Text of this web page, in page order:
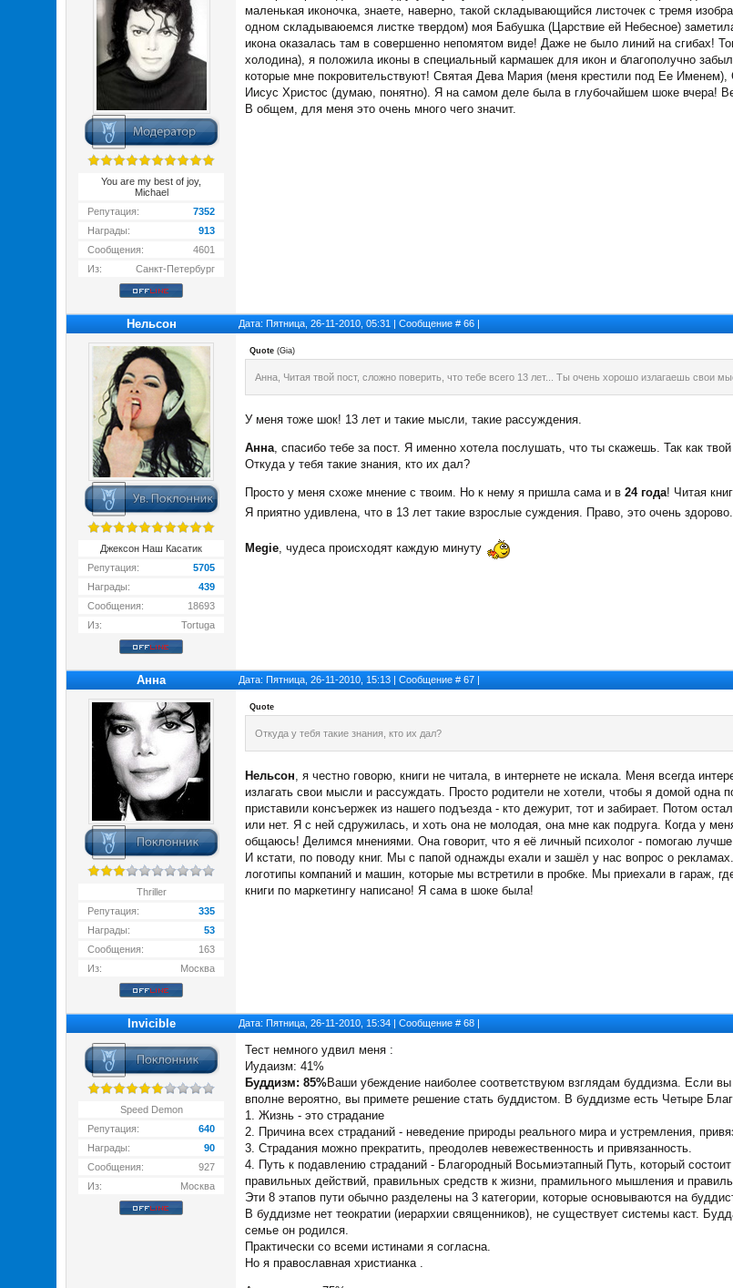
You are my best of joy,
Michael
Репутация:
7352
Награды:
913
Сообщения:
4601
Из:
Санкт-Петербург
маленькая иконочка, знаете, наверно, такой складывающийся листочек с тремя
одном складываюемся листке твердом) моя Бабушка (Царствие ей Небесное)
икона оказалась там в совершенно непомятом виде! Даже не было линий на сгибах!
холодина), я положила иконы в специальный кармашек для икон и благополучно
которые мне покровительствуют! Святая Дева Мария (меня крестили под Ее
Иисус Христос (думаю, понятно). Я на самом деле была в глубочайшем шоке вчера!
В общем, для меня это очень много чего значит.
Нельсон Дата: Пятница, 26-11-2010, 05:31 | Сообщение # 66 |
Джексон Наш Касатик
Репутация:
5705
Награды:
439
Сообщения:
18693
Из:
Tortuga
Quote (Gia)
Анна, Читая твой пост, сложно поверить, что тебе всего 13 лет... Ты очень хорошо излагаешь свои
У меня тоже шок! 13 лет и такие мысли, такие рассуждения.
Анна, спасибо тебе за пост. Я именно хотела послушать, что ты скажешь. Так как
Откуда у тебя такие знания, кто их дал?
Просто у меня схоже мнение с твоим. Но к нему я пришла сама и в 24 года! Читая
Я приятно удивлена, что в 13 лет такие взрослые суждения. Право, это очень здорово.
Megie , чудеса происходят каждую минуту
Анна Дата: Пятница, 26-11-2010, 15:13 | Сообщение # 67 |
Thriller
Репутация:
335
Награды:
53
Сообщения:
163
Из:
Москва
Quote
Откуда у тебя такие знания, кто их дал?
Нельсон, я честно говорю, книги не читала, в интернете не искала. Меня всегда
излагать свои мысли и рассуждать. Просто родители не хотели, чтобы я домой
приставили консъержек из нашего подъезда - кто дежурит, тот и забирает. Потом
или нет. Я с ней сдружилась, и хоть она не молодая, она мне как подруга. Когда у
общаюсь! Делимся мнениями. Она говорит, что я её личный психолог - помогаю лучше
И кстати, по поводу книг. Мы с папой однажды ехали и зашёл у нас вопрос о
логотипы компаний и машин, которые мы встретили в пробке. Мы приехали в гараж,
книги по маркетингу написано! Я сама в шоке была!
Invicible Дата: Пятница, 26-11-2010, 15:34 | Сообщение # 68 |
Speed Demon
Репутация:
640
Награды:
90
Сообщения:
927
Из:
Москва
Тест немного удвил меня :
Иудаизм: 41%
Буддизм: 85%Ваши убеждение наиболее соответствуюм взглядам буддизма. Если
вполне вероятно, вы примете решение стать буддистом. В буддизме есть Четыре
1. Жизнь - это страдание
2. Причина всех страданий - неведение природы реального мира и устремления,
3. Страдания можно прекратить, преодолев невежественность и привязанность.
4. Путь к подавлению страданий - Благородный Восьмиэтапный Путь, который
правильных действий, правильных средств к жизни, прамильного мышления и
Эти 8 этапов пути обычно разделены на 3 категории, которые основываются на
В буддизме нет теократии (иерархии священников), не существует системы каст.
семье он родился.
Практически со всеми истинами я согласна.
Но я православная христианка .